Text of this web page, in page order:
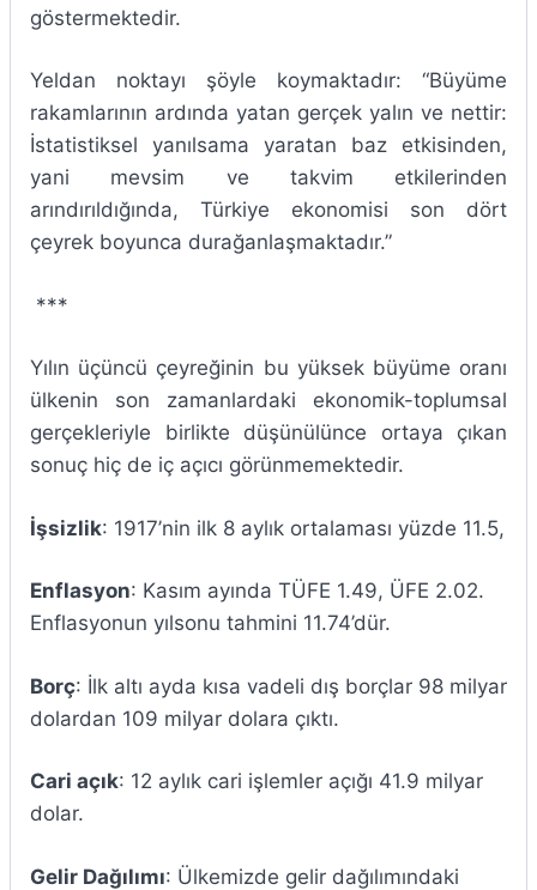
göstermektedir.
Yeldan noktayı şöyle koymaktadır: “Büyüme
rakamlarının ardında yatan gerçek yalın ve nettir:
İstatistiksel yanılsama yaratan baz etkisinden,
yani mevsim ve takvim etkilerinden
arındırıldığında, Türkiye ekonomisi son dört
çeyrek boyunca durağanlaşmaktadır.”
***
Yılın üçüncü çeyreğinin bu yüksek büyüme oranı
ülkenin son zamanlardaki ekonomik-toplumsal
gerçekleriyle birlikte düşünülünce ortaya çıkan
sonuç hiç de iç açıcı görünmemektedir.
İşsizlik: 1917’nin ilk 8 aylık ortalaması yüzde 11.5,
Enflasyon: Kasım ayında TÜFE 1.49, ÜFE 2.02.
Enflasyonun yılsonu tahmini 11.74’dür.
Borç: İlk altı ayda kısa vadeli dış borçlar 98 milyar
dolardan 109 milyar dolara çıktı.
Cari açık: 12 aylık cari işlemler açığı 41.9 milyar
dolar.
Gelir Dağılımı: Ülkemizde gelir dağılımındaki